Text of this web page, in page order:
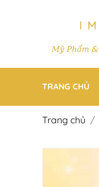
TRANG CHỦ
Trang chủ